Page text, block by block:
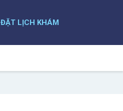
ĐẶT LỊCH KHÁM